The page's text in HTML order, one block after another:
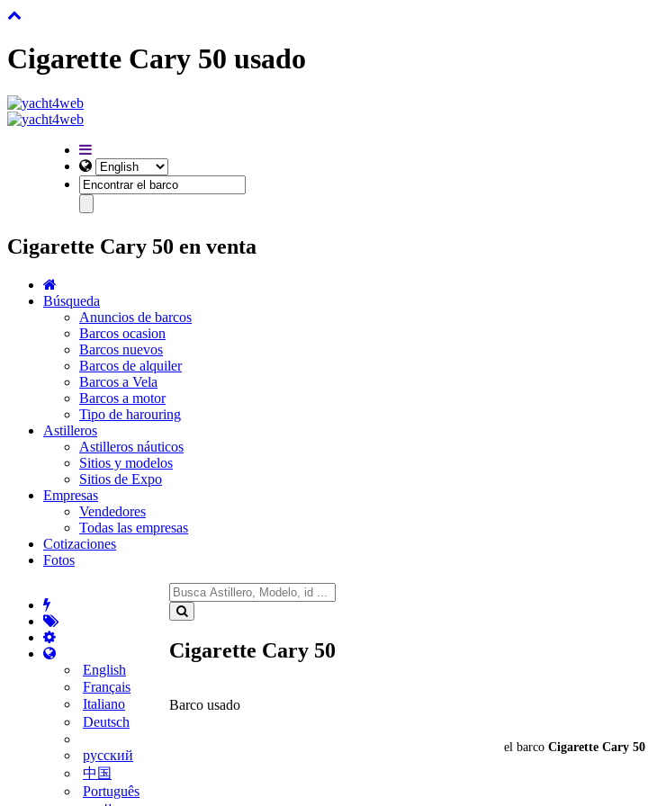
Cigarette Cary 50 usado
Cigarette Cary 50 en venta
Búsqueda
Anuncios de barcos
Barcos ocasion
Barcos nuevos
Barcos de alquiler
Barcos a Vela
Barcos a motor
Tipo de harouring
Astilleros
Astilleros náuticos
Sitios y modelos
Sitios de Expo
Empresas
Vendedores
Todas las empresas
Cotizaciones
Fotos
English
Français
Italiano
Deutsch
русский
中国
Português
Cigarette Cary 50
Barco usado
el barco Cigarette Cary 50